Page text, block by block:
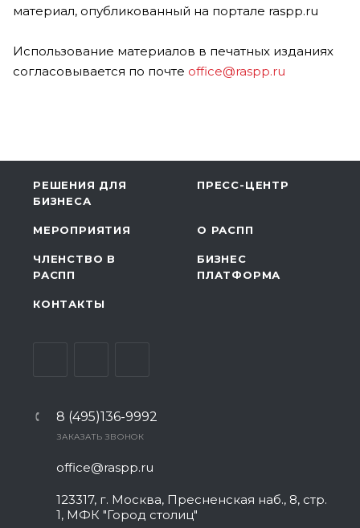
материал, опубликованный на портале raspp.ru
Использование материалов в печатных изданиях
согласовывается по почте office@raspp.ru
РЕШЕНИЯ ДЛЯ
БИЗНЕСА
ПРЕСС-ЦЕНТР
МЕРОПРИЯТИЯ О РАСПП
ЧЛЕНСТВО В
РАСПП
БИЗНЕС
ПЛАТФОРМА
КОНТАКТЫ
8 (495)136-9992
ЗАКАЗАТЬ ЗВОНОК
office@raspp.ru
123317, г. Москва, Пресненская наб., 8, стр.
1, МФК "Город столиц"